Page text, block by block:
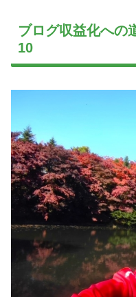
ブログ収益化へ
10